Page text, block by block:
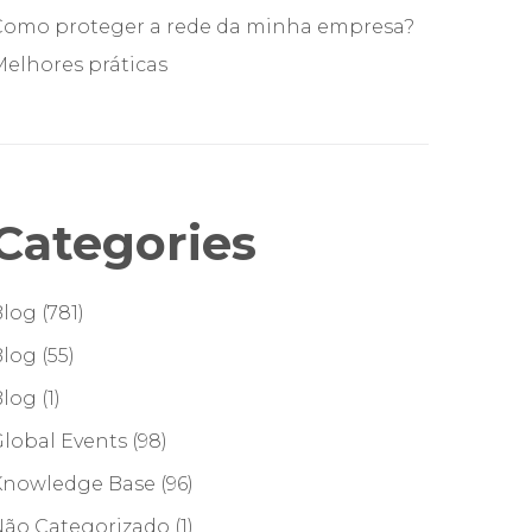
proteger a rede da minha empresa?
práticas
(781)
(55)
(1)
Events (98)
Base (96)
Categorizado (1)